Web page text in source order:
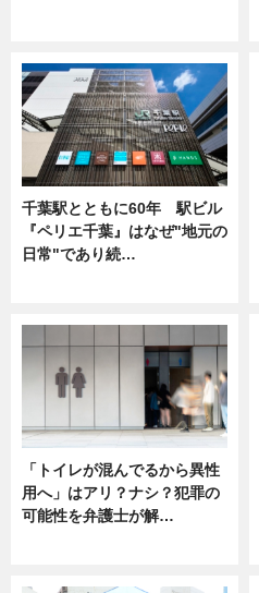
千葉駅とともに60年 駅ビル
『ペリエ千葉』はなぜ"地元の
日常"であり続…
「トイレが混んでるから異性
用へ」はアリ？ナシ？犯罪の
可能性を弁護士が解…